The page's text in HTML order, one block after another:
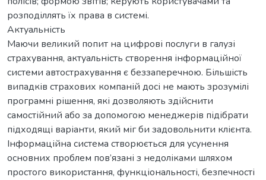
розподіллять їх права в системі.
Актуальність
Маючи великий попит на цифрові послуги в галузі
страхування, актуальність створення інформаційної
системи автострахування є беззаперечною. Більшість
випадків страхових компаній досі не мають зрозумілі
програмні рішення, які дозволяють здійснити
самостійний або за допомогою менеджерів підібрати
підходящі варіанти, який міг би задовольнити клієнта.
Інформаційна система створюється для усунення
основних проблем пов’язані з недоліками шляхом
простого використання, функціональності, безпечності